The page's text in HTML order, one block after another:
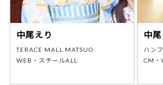
中尾えり
TERACE MALL MATSUO
WEB・スチールALL
中
ハン
CM・